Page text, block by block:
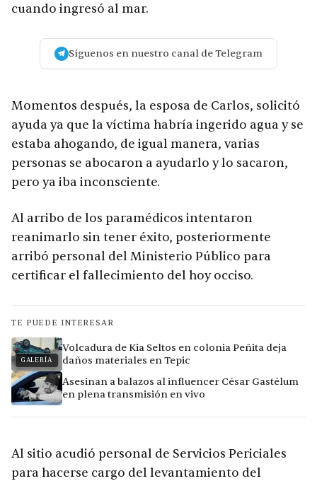
cuando ingresó al mar.
Síguenos en nuestro canal de Telegram
Momentos después, la esposa de Carlos, solicitó
ayuda ya que la víctima habría ingerido agua y se
estaba ahogando, de igual manera, varias
personas se abocaron a ayudarlo y lo sacaron,
pero ya iba inconsciente.
Al arribo de los paramédicos intentaron
reanimarlo sin tener éxito, posteriormente
arribó personal del Ministerio Público para
certificar el fallecimiento del hoy occiso.
TE PUEDE INTERESAR
GALERÍA
Volcadura de Kia Seltos en colonia Peñita deja
daños materiales en Tepic
Asesinan a balazos al influencer César Gastélum
en plena transmisión en vivo
Al sitio acudió personal de Servicios Periciales
para hacerse cargo del levantamiento del